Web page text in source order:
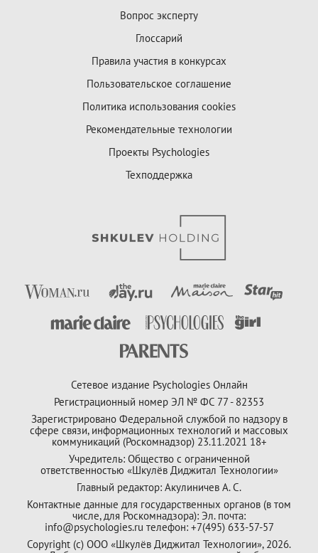
Вопрос эксперту
Глоссарий
Правила участия в конкурсах
Пользовательское соглашение
Политика использования cookies
Рекомендательные технологии
Проекты Psychologies
Техподдержка
Сетевое издание Psychologies Онлайн
Регистрационный номер ЭЛ № ФС 77 - 82353
Зарегистрировано Федеральной службой по надзору в
сфере связи, информационных технологий и массовых
коммуникаций (Роскомнадзор) 23.11.2021 18+
Учредитель: Общество с ограниченной
ответственностью «Шкулёв Диджитал Технологии»
Главный редактор: Акулиничев А. С.
Контактные данные для государственных органов (в том
числе, для Роскомнадзора): Эл. почта:
info@psychologies.ru телефон: +7(495) 633-57-57
Copyright (с) ООО «Шкулёв Диджитал Технологии», 2026.